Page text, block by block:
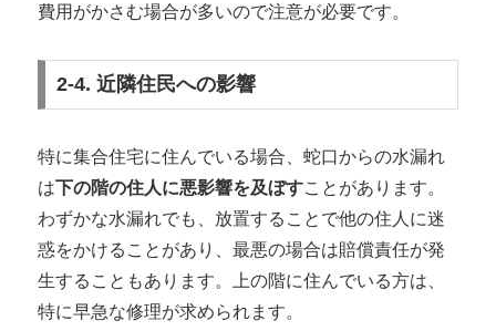
費用がかさむ場合が多いので注意が必要です。
2-4. 近隣住民への影響
特に集合住宅に住んでいる場合、蛇口からの水漏れ
は下の階の住人に悪影響を及ぼすことがあります。
わずかな水漏れでも、放置することで他の住人に迷
惑をかけることがあり、最悪の場合は賠償責任が発
生することもあります。上の階に住んでいる方は、
特に早急な修理が求められます。